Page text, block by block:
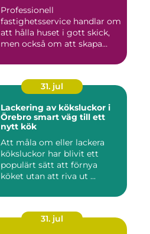
Professionell
fastighetsservice handlar om
att hålla huset i gott skick,
men också om att skapa
31. jul
Lackering av köksluckor i
Örebro smart väg till ett
nytt kök
Att måla om eller lackera
köksluckor har blivit ett
populärt sätt att förnya
köket utan att riva ut ...
31. jul